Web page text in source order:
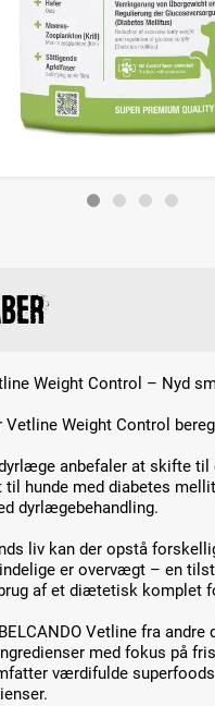
Weight Control – Nyd
Vetline Weight Control
anbefaler at skifte
hunde med diabetes
dyrlægebehandling.
liv kan der opstå
er overvægt – en
af et diætetisk komplet
Vetline fra
med fokus på
værdifulde